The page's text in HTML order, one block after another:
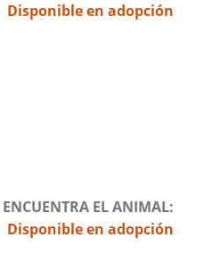
Disponible en adopción
EL ANIMAL
Disponible en adopción